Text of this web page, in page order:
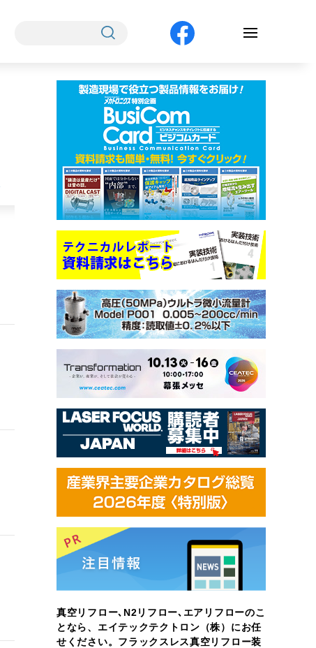
真空リフロー､N2リフロー､エアリフローのこ
となら、エイテックテクトロン（株）にお任
せください。フラックスレス真空リフロー装